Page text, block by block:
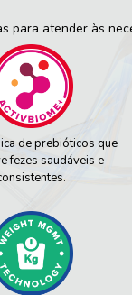
para atender às
de prebióticos que
fezes saudáveis e